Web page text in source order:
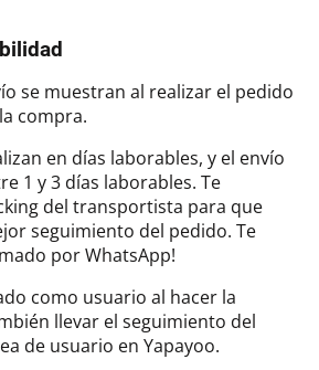
se muestran al realizar el pedido
compra.
en días laborables, y el envío
1 y 3 días laborables. Te
del transportista para que
seguimiento del pedido. Te
por WhatsApp!
como usuario al hacer la
llevar el seguimiento del
de usuario en Yapayoo.